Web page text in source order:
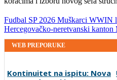
Fudbal SP 2026 Muškarci WWIN
Hercegovačko-neretvanski kanton
WEB PREPORUKE